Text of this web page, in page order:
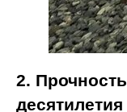
2.
десятилетия